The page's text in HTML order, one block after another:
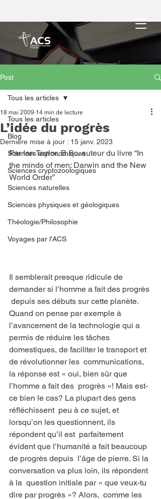
Post
Tous les articles
Blog
Sciences astronomiques
Sciences cryptozoologiques
Sciences naturelles
Sciences physiques et géologiques
Théologie/Philosophie
Voyages par l'ACS
Tous les articles
L’idée du progrès
18 mai 2009 14 min de lecture
Dernière mise à jour : 15 janv. 2023
Par Ian Taylor, B.Sc. auteur du livre “In
the minds of men: Darwin and the New
World Order”
Il semblerait presque ridicule de
demander si l’homme a fait des progrès
depuis ses débuts sur cette planète.
Quand on pense par exemple à
l’avancement de la technologie qui a
permis de réduire les tâches
domestiques, de faciliter le transport et
de révolutionner les  communications,
la réponse est « oui, bien sûr que
l’homme a fait des  progrès »! Mais est-
ce bien le cas? La plupart des gens
réfléchissent  peu à ce sujet, et
lorsqu’on les questionnent, ils
répondent qu’il est  parfaitement
évident que l’humanité a fait beaucoup
de progrès depuis  l’âge de pierre. Si la
conversation va plus loin, ils répondent
à la  question initiale par « que veux-tu
dire par progrès »? Alors,  comme les